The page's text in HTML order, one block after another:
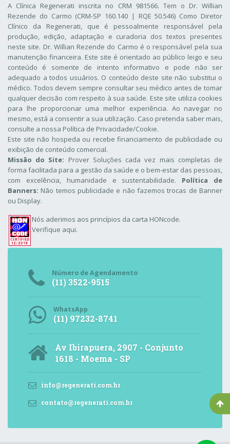
A Clínica Regenerati inscrita no CRM 981566. Tem o Dr. Willian
Rezende do Carmo (CRM-SP 160.140 | RQE 50.546) Como Diretor
Clínico da Regenerati , que é pessoalmente responsável pela
produção, edição, adaptação e curadoria dos textos presentes
neste site. Dr. Willian Rezende do Carmo é o responsável pela sua
manutenção financeira. Este site é orientado ao público leigo e seu
conteúdo é somente de intento informativo e pode não ser
adequado a todos usuários. O conteúdo deste site não substitui o
médico. Todos devem sempre consultar seu médico antes de tomar
qualquer decisão com respeito à sua saúde. Este site utiliza cookies
para lhe proporcionar uma melhor experiência. Ao navegar no
mesmo, está a consentir a sua utilização. Caso pretenda saber mais,
consulte a nossa Política de Privacidade/Cookie.
Este site não hospeda ou recebe financiamento de publicidade ou
exibição de conteúdo comercial.
Missão do Site: Prover Soluções cada vez mais completas de
forma facilitada para a gestão da saúde e o bem-estar das pessoas,
com excelência, humanidade e sustentabilidade. Política de
Banners: Não temos publicidade e não fazemos trocas de Banner
ou Display.
Nós aderimos aos princípios da carta HONcode.
Verifique aqui.
Número de Agendamento
(11) 3522-9515
WhatsApp
(11) 97232-8741
Av Ibirapuera, 2907 - Conjunto
1618 - Moema - SP
info@regenerati.com.br
contato@regenerati.com.br